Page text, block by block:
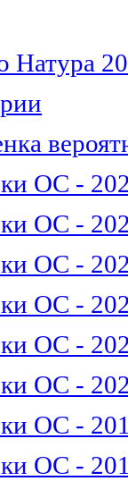
Натура
ОС -
ОС -
ОС -
ОС -
ОС -
ОС -
ОС -
ОС -